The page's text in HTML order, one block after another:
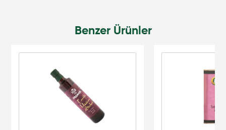
Benzer Ürünler